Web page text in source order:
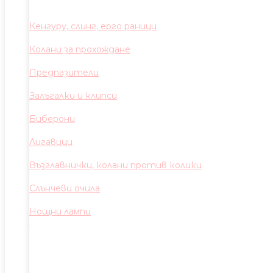
Кенгуру, слинг, ерго раници
Колани за прохождане
Предпазители
Залъгалки и клипси
Биберони
Лигавици
Възглавнички, колани против колики
Слънчеви очила
Нощни лампи